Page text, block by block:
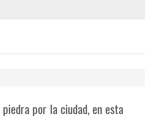
por la ciudad, en esta